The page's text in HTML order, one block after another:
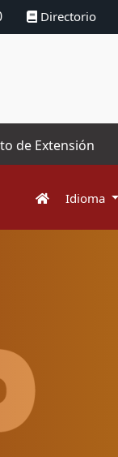
Directorio
de Extensión
Idioma